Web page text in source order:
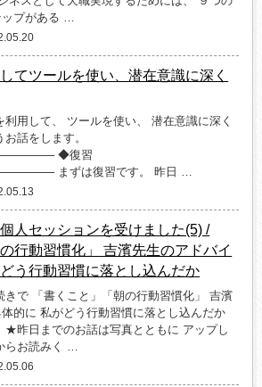
ップがある …
てツールを使い、潜在意識に深く
用して、 ツールを使い、 潜在意識に深く
話をします。
◆復習
まずは復習です。 昨日 …
人セッションを受けました(5) /
行動習慣化」 吉濱先生のアドバイ
う行動習慣に落とし込んだか
きで 「書くこと」「朝の行動習慣化」 吉濱
的に 私がどう行動習慣に落とし込んだか
★昨日までのお話は写真とともに アップし
らお読みく …